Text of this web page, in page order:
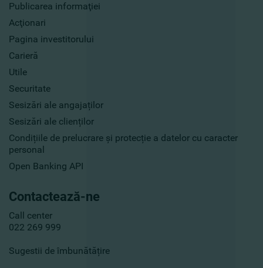
Publicarea informaţiei
Acţionari
Pagina investitorului
Carieră
Utile
Securitate
Sesizări ale angajaților
Sesizări ale clienților
Condițiile de prelucrare și protecție a datelor cu caracter
personal
Open Banking API
Contactează-ne
Call center
022 269 999
Sugestii de îmbunătățire